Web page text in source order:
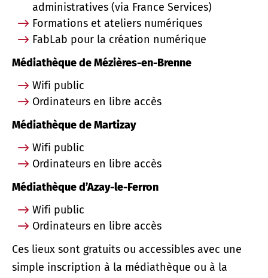
administratives (via France Services)
Formations et ateliers numériques
FabLab pour la création numérique
Médiathèque de Mézières-en-Brenne
Wifi public
Ordinateurs en libre accès
Médiathèque de Martizay
Wifi public
Ordinateurs en libre accès
Médiathèque d’Azay-le-Ferron
Wifi public
Ordinateurs en libre accès
Ces lieux sont gratuits ou accessibles avec une
simple inscription à la médiathèque ou à la